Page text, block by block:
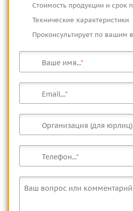
Cтоимость продукции и срок
Технические характеристики
Проконсультирует по вашим
Ваше имя...
Email...
Организация (для юрлиц)
Телефон...
Ваш вопрос или комментарий